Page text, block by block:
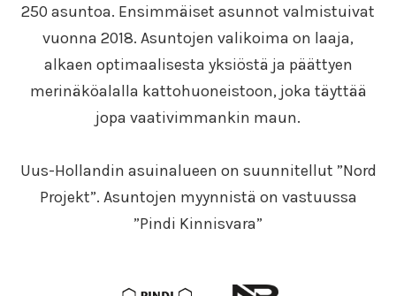
250 asuntoa. Ensimmäiset asunnot valmistuivat
vuonna 2018. Asuntojen valikoima on laaja,
alkaen optimaalisesta yksiöstä ja päättyen
merinäköalalla kattohuoneistoon, joka täyttää
jopa vaativimmankin maun.
Uus-Hollandin asuinalueen on suunnitellut ”Nord
Projekt”. Asuntojen myynnistä on vastuussa
”Pindi Kinnisvara”